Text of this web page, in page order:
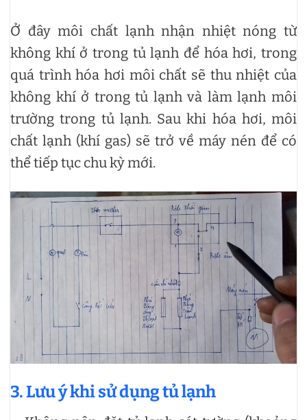
Ở đây môi chất lạnh nhận nhiệt nóng từ
không khí ở trong tủ lạnh để hóa hơi, trong
quá trình hóa hơi môi chất sẽ thu nhiệt của
không khí ở trong tủ lạnh và làm lạnh môi
trường trong tủ lạnh. Sau khi hóa hơi, môi
chất lạnh (khí gas) sẽ trở về máy nén để có
thể tiếp tục chu kỳ mới.
3. Lưu ý khi sử dụng tủ lạnh